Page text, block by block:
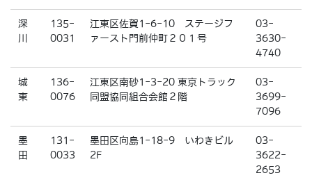
深
川
135-
0031
江東区佐賀1-6-10 ステージフ
ァースト門前仲町２０１号
03-
3630-
4740
城
東
136-
0076
江東区南砂1-3-20 東京トラック
同盟協同組合会館２階
03-
3699-
7096
墨
田
131-
0033
墨田区向島1-18-9 いわきビル
2F
03-
3622-
2653